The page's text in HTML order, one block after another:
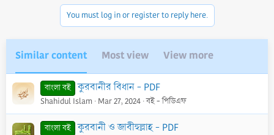
You must log in or register to reply here.
Similar content Most view View more
বাংলা বই কুরবানীর বিধান - PDF
Shahidul Islam Mar 27, 2024 বই - পিডিএফ
বাংলা বই কুরবানী ও জাবীহুল্লাহ - PDF